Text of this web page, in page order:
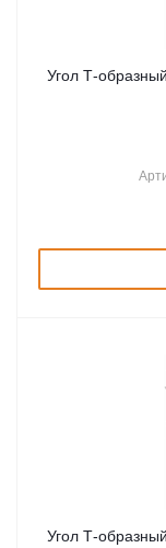
Угол Т-
Угол Т-